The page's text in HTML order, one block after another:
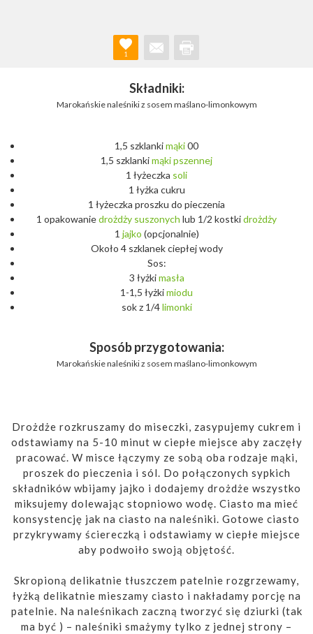
1
Składniki:
Marokańskie naleśniki z sosem maślano-limonkowym
1,5 szklankimąki00
1,5 szklankimąkipszennej
1 łyżeczka soli
1 łyżka cukru
1 łyżeczka proszku do pieczenia
1 opakowaniedrożdży suszonych lub 1/2 kostkidrożdży
1 jajko (opcjonalnie)
Około 4 szklanek ciepłej wody
Sos:
3 łyżkimasła
1-1,5 łyżkimiodu
sok z 1/4limonki
Sposób przygotowania:
Marokańskie naleśniki z sosem maślano-limonkowym
Drożdże rozkruszamy do miseczki, zasypujemy cukrem i
odstawiamy na 5-10 minut w ciepłe miejsce aby zaczęły
pracować. W misce łączymy ze sobą oba rodzaje mąki,
proszek do pieczenia i sól. Do połączonych sypkich
składników wbijamy jajko i dodajemy drożdże wszystko
miksujemy dolewając stopniowo wodę. Ciasto ma mieć
konsystencję jak na ciasto na naleśniki. Gotowe ciasto
przykrywamy ściereczką i odstawiamy w ciepłe miejsce
aby podwoiło swoją objętość.
Skropioną delikatnie tłuszczem patelnie rozgrzewamy,
łyżką delikatnie mieszamy ciasto i nakładamy porcję na
patelnie. Na naleśnikach zaczną tworzyć się dziurki (tak
ma być ) – naleśniki smażymy tylko z jednej strony –